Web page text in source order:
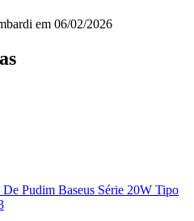
em 06/02/2026
Pudim Baseus Série 20W Tipo